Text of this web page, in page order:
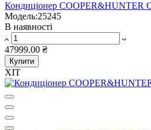
Кондиціонер COOPER&HUNTER
Модель:25245
В наявності
47999.00 ₴
Купити
ХІТ